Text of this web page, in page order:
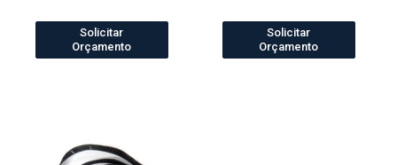
Solicitar
Orçamento
Solicitar
Orçamento